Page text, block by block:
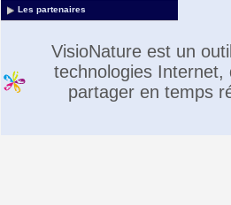
Les partenaires
VisioNature est un
technologies
partager en temps